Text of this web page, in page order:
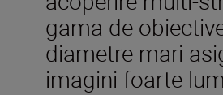
gama de
diametre mari
imagini foarte